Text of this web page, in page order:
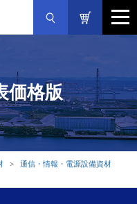
価格版
通信・情報・電源設備資材